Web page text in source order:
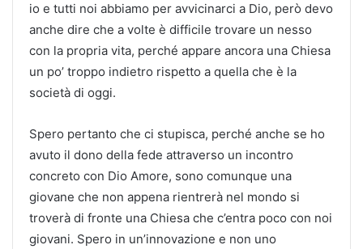
io e tutti noi abbiamo per avvicinarci a Dio, però devo
anche dire che a volte è difficile trovare un nesso
con la propria vita, perché appare ancora una Chiesa
un po’ troppo indietro rispetto a quella che è la
società di oggi.
Spero pertanto che ci stupisca, perché anche se ho
avuto il dono della fede attraverso un incontro
concreto con Dio Amore, sono comunque una
giovane che non appena rientrerà nel mondo si
troverà di fronte una Chiesa che c’entra poco con noi
giovani. Spero in un’innovazione e non uno